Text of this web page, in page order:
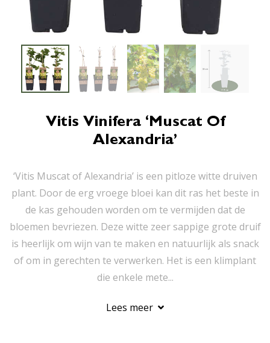
Vitis Vinifera ‘Muscat Of
Alexandria’
‘Vitis Muscat of Alexandria’ is een pitloze witte druiven
plant. Door de erg vroege bloei kan dit ras het beste in
de kas gehouden worden om te vermijden dat de
bloemen bevriezen. Deze witte zeer sappige grote druif
is heerlijk om wijn van te maken en natuurlijk als snack
of om in gerechten te verwerken. Het is een klimplant
die enkele mete...
Lees meer